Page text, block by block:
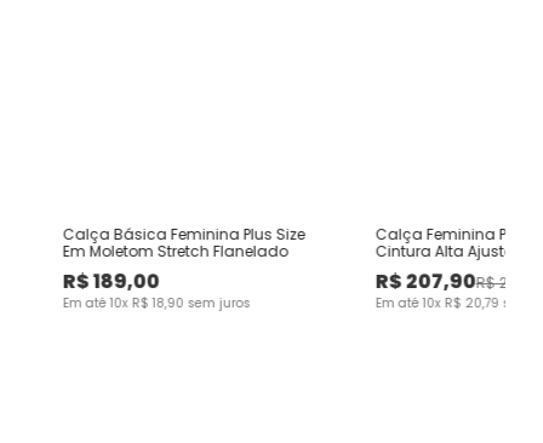
Calça Básica Feminina Plus Size
Em Moletom Stretch Flanelado
R$189,00
Em até10xR$ 18,90 sem juros
Calça Feminina Plus
Cintura Alta Ajustável
Stretch
R$207,90R$259
Em até10x R$ 20,79 sem